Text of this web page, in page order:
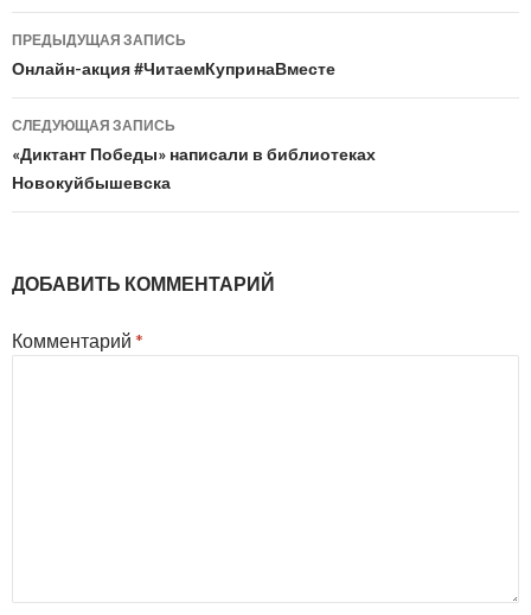
Навигация
по
записям
ПРЕДЫДУЩАЯ ЗАПИСЬ
Онлайн-акция #ЧитаемКупринаВместе
СЛЕДУЮЩАЯ ЗАПИСЬ
«Диктант Победы» написали в библиотеках
Новокуйбышевска
ДОБАВИТЬ КОММЕНТАРИЙ
Комментарий *